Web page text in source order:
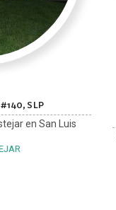
SLP
en San Luis